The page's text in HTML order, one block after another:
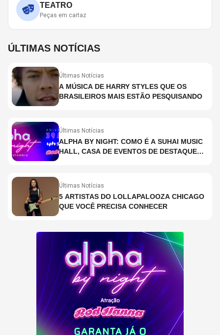
TEATRO
Peças em cartaz
ÚLTIMAS NOTÍCIAS
Últimas Notícias
A MÚSICA DE HARRY STYLES QUE OS
BRASILEIROS MAIS ESTÃO PESQUISANDO
Últimas Notícias
ALPHA BY NIGHT: COMO É A SUHAI MUSIC
HALL, CASA DE EVENTOS DE DESTAQUE
Últimas Notícias
5 ARTISTAS DO LOLLAPALOOZA CHICAGO
QUE VOCÊ PRECISA CONHECER